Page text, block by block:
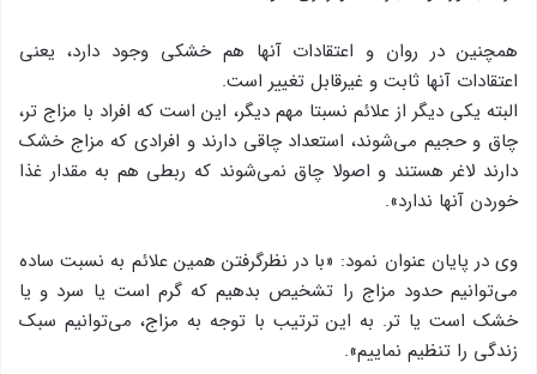
همچنین در روان و اعتقادات آنها هم خشکی وجود دارد، یعنی
اعتقادات آنها ثابت و غیرقابل تغییر است.
البته یکی دیگر از علائم نسبتا مهم دیگر، این است که افراد با مزاج تر،
چاق و حجیم می‌شوند، استعداد چاقی دارند و افرادی که مزاج خشک
دارند لاغر هستند و اصولا چاق نمی‌شوند که ربطی هم به مقدار غذا
خوردن آنها ندارد».
وی در پایان عنوان نمود: «با در نظرگرفتن همین علائم به نسبت ساده
می‌توانیم حدود مزاج را تشخیص بدهیم که گرم است یا سرد و یا
خشک است یا تر. به این ترتیب با توجه به مزاج، می‌توانیم سبک
زندگی را تنظیم نماییم».